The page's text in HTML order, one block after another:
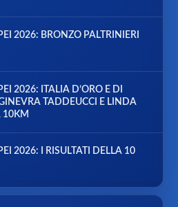
2026: BRONZO PALTRINIERI
2026: ITALIA D’ORO E DI
TADDEUCCI E LINDA
10KM
2026: I RISULTATI DELLA 10